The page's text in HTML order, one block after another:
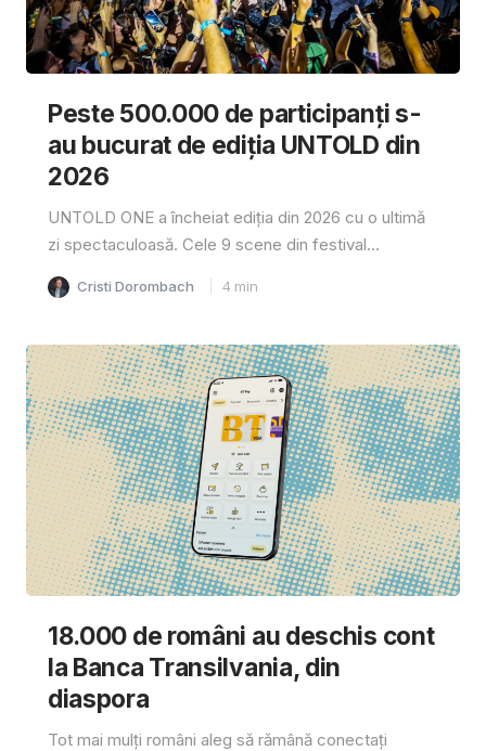
Peste 500.000 de participanți s-
au bucurat de ediția UNTOLD din
2026
UNTOLD ONE a încheiat ediția din 2026 cu o ultimă
zi spectaculoasă. Cele 9 scene din festival...
Cristi Dorombach 4 min
18.000 de români au deschis cont
la Banca Transilvania, din
diaspora
Tot mai mulți români aleg să rămână conectați